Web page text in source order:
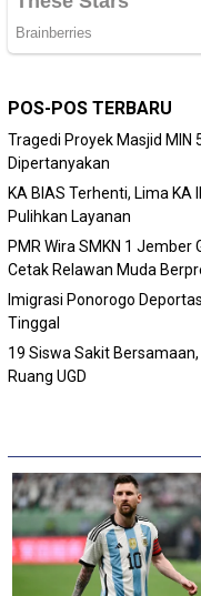
POS-POS TERBARU
Tragedi Proyek Masjid MIN
Dipertanyakan
KA BIAS Terhenti, Lima KA
Pulihkan Layanan
PMR Wira SMKN 1 Jember
Cetak Relawan Muda
Imigrasi Ponorogo
Tinggal
19 Siswa Sakit
Ruang UGD